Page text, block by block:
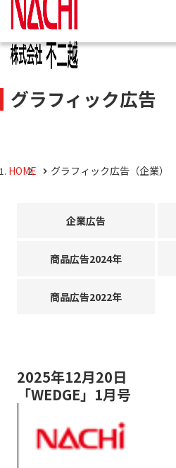
グラフィック広告
HOME グラフィック広告（企業）
企業広告
商品広告2024年
商品広告2022年
2025年12月20日
「WEDGE」1月号